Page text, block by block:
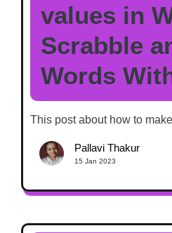
values in
Scrabble
Words
This post about how to
Pallavi Thakur
15 Jan 2023